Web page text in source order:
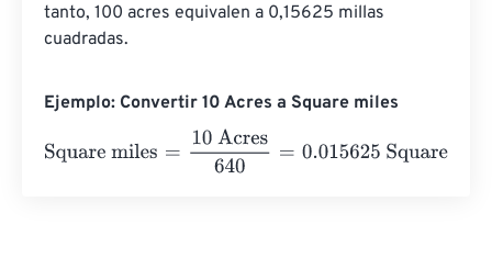
tanto, 100 acres equivalen a 0,15625 millas
cuadradas.
Ejemplo: Convertir 10 Acres a Square miles
Square miles
10 Acres640= 0.015625 Square miles